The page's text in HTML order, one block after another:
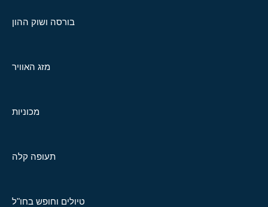
בורסה ושוק ההון
מזג האוויר
מכוניות
תעופה קלה
טיולים וחופש בחו"ל